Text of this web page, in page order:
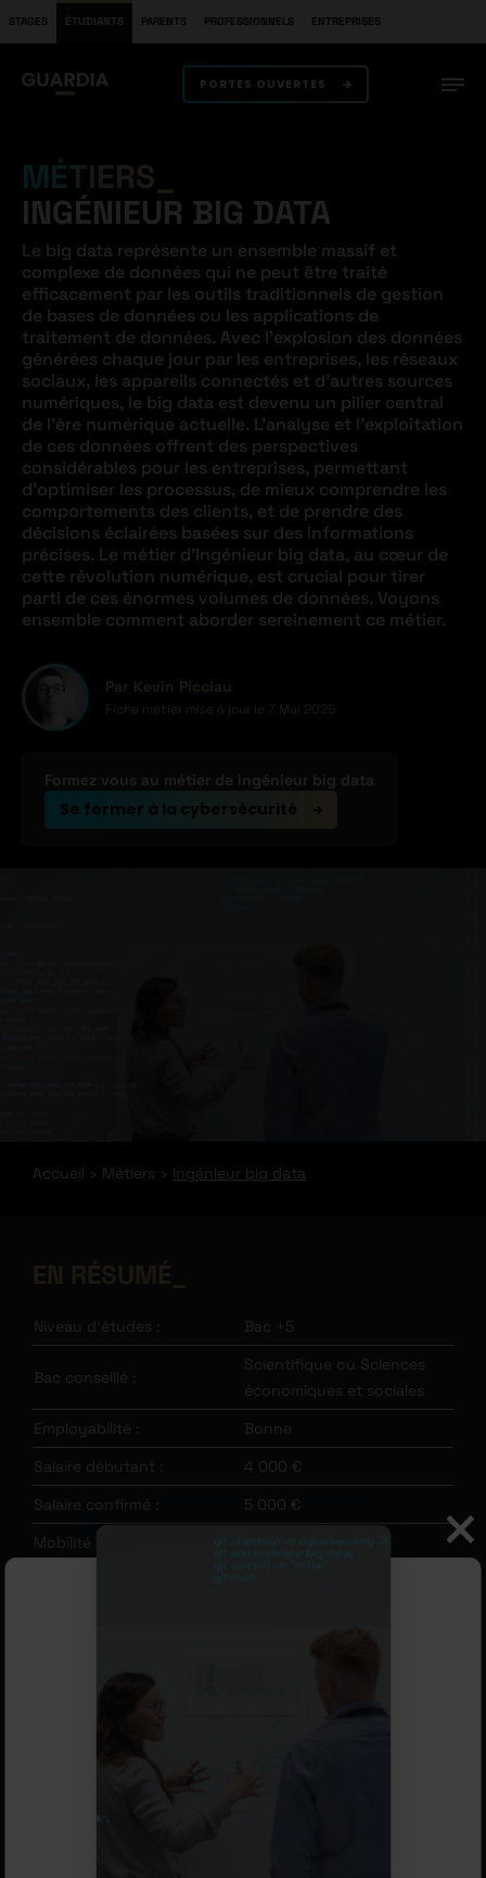
STAGES ÉTUDIANTS PARENTS PROFESSIONNELS ENTREPRISES
PORTES OUVERTES
MÉTIERS
INGÉNIEUR BIG DATA
Le big data représente un ensemble massif et
complexe de données qui ne peut être traité
efficacement par les outils traditionnels de gestion
de bases de données ou les applications de
traitement de données. Avec l’explosion des données
générées chaque jour par les entreprises, les réseaux
sociaux, les appareils connectés et d’autres sources
numériques, le big data est devenu un pilier central
de l’ère numérique actuelle. L’analyse et l’exploitation
de ces données offrent des perspectives
considérables pour les entreprises, permettant
d’optimiser les processus, de mieux comprendre les
comportements des clients, et de prendre des
décisions éclairées basées sur des informations
précises. Le métier d’Ingénieur big data, au cœur de
cette révolution numérique, est crucial pour tirer
parti de ces énormes volumes de données. Voyons
ensemble comment aborder sereinement ce métier.
Par Kevin Picciau
Fiche métier mise à jour le 7 Mai 2026
Formez vous au métier de ingénieur big data
Se former à la cybersécurité
Accueil Métiers Ingénieur big data
Niveau d’études : Bac +5
Bac conseillé :
Scientifique ou Sciences
économiques et sociales
Employabilité :
Bonne
Salaire débutant :
4 000 €
Salaire confirmé :
5 000 €
Mobilité :
peut être parfois surévalué ou sous-évalué. Nous affinerons
Métiers de la cybersécurité.